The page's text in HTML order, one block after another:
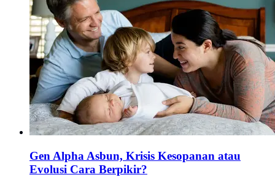
Gen Alpha Asbun, Krisis Kesopanan atau
Evolusi Cara Berpikir?